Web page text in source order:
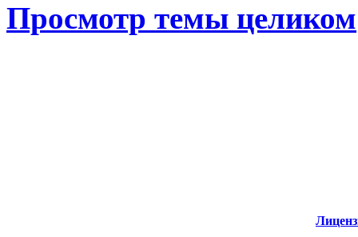
Просмотр темы целиком